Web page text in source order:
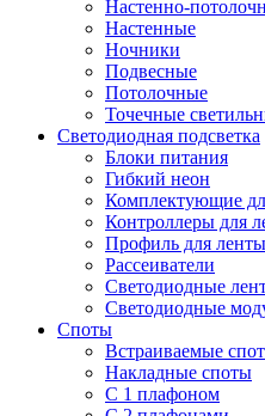
Настенно-
Настенные
Ночники
Подвесные
Потолочные
Точечные
Светодиодная подсветка
Блоки питания
Гибкий неон
Комплектующие
Контроллеры для
Профиль для ленты
Рассеиватели
Светодиодные
Светодиодные
Споты
Встраиваемые
Накладные споты
С 1 плафоном